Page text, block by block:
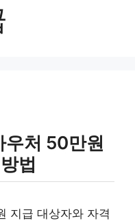
처 50만원
법
지급 대상자와 자격